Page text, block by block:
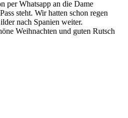
per Whatsapp an die Dame
steht. Wir hatten schon regen
nach Spanien weiter.
Weihnachten und guten Rutsch